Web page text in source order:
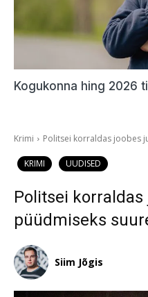
Kogukonna hing 2026